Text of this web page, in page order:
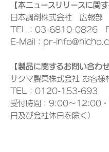
【本ニュースリリースに関
日本調剤株式会社 広報部
TEL：03-6810-0826
E-Mail：pr-
【製品に関するお問い合わせ
サクマ製菓株式会社 お客様
TEL：0120-153-693
受付時間：9:00～12:00
日及び会社休日を除く）